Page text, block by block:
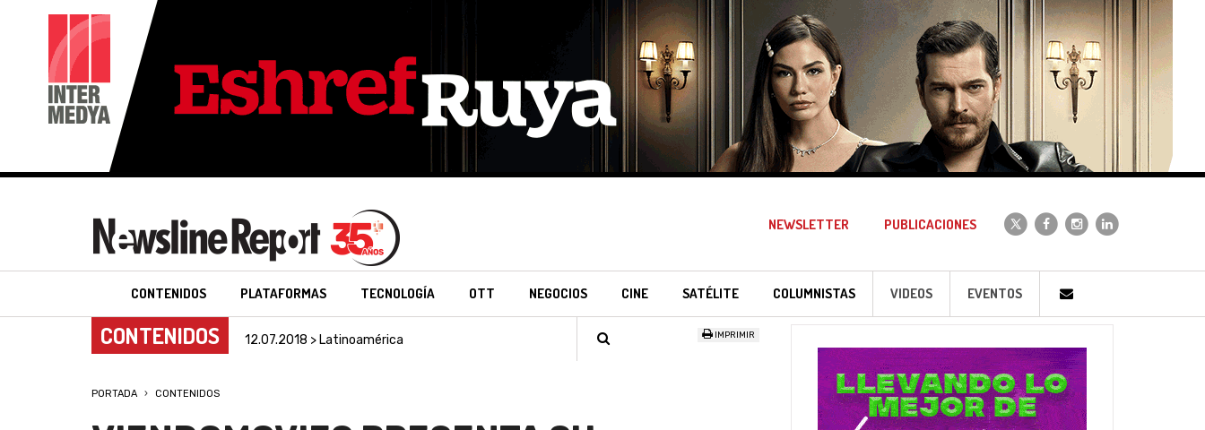
NEWSLETTER PUBLICACIONES
CONTENIDOS PLATAFORMAS TECNOLOGÍA OTT NEGOCIOS CINE SATÉLITE COLUMNISTAS VIDEOS EVENTOS
CONTENIDOS 12.07.2018 > Latinoamérica IMPRIMIR
PORTADA CONTENIDOS